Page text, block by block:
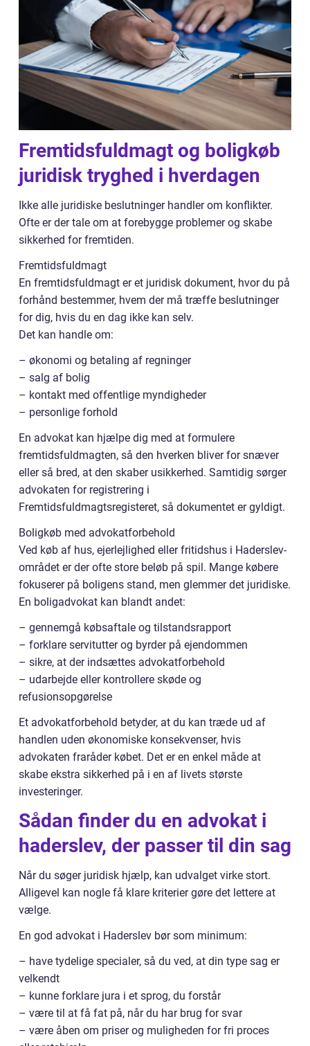
Fremtidsfuldmagt og boligkøb
juridisk tryghed i hverdagen
Ikke alle juridiske beslutninger handler om konflikter.
Ofte er der tale om at forebygge problemer og skabe
sikkerhed for fremtiden.
Fremtidsfuldmagt
En fremtidsfuldmagt er et juridisk dokument, hvor du på
forhånd bestemmer, hvem der må træffe beslutninger
for dig, hvis du en dag ikke kan selv.
Det kan handle om:
– økonomi og betaling af regninger
– salg af bolig
– kontakt med offentlige myndigheder
– personlige forhold
En advokat kan hjælpe dig med at formulere
fremtidsfuldmagten, så den hverken bliver for snæver
eller så bred, at den skaber usikkerhed. Samtidig sørger
advokaten for registrering i
Fremtidsfuldmagtsregisteret, så dokumentet er gyldigt.
Boligkøb med advokatforbehold
Ved køb af hus, ejerlejlighed eller fritidshus i Haderslev-
området er der ofte store beløb på spil. Mange købere
fokuserer på boligens stand, men glemmer det juridiske.
En boligadvokat kan blandt andet:
– gennemgå købsaftale og tilstandsrapport
– forklare servitutter og byrder på ejendommen
– sikre, at der indsættes advokatforbehold
– udarbejde eller kontrollere skøde og
refusionsopgørelse
Et advokatforbehold betyder, at du kan træde ud af
handlen uden økonomiske konsekvenser, hvis
advokaten fraråder købet. Det er en enkel måde at
skabe ekstra sikkerhed på i en af livets største
investeringer.
Sådan finder du en advokat i
haderslev, der passer til din sag
Når du søger juridisk hjælp, kan udvalget virke stort.
Alligevel kan nogle få klare kriterier gøre det lettere at
vælge.
En god advokat i Haderslev bør som minimum:
– have tydelige specialer, så du ved, at din type sag er
velkendt
– kunne forklare jura i et sprog, du forstår
– være til at få fat på, når du har brug for svar
– være åben om priser og muligheden for fri proces